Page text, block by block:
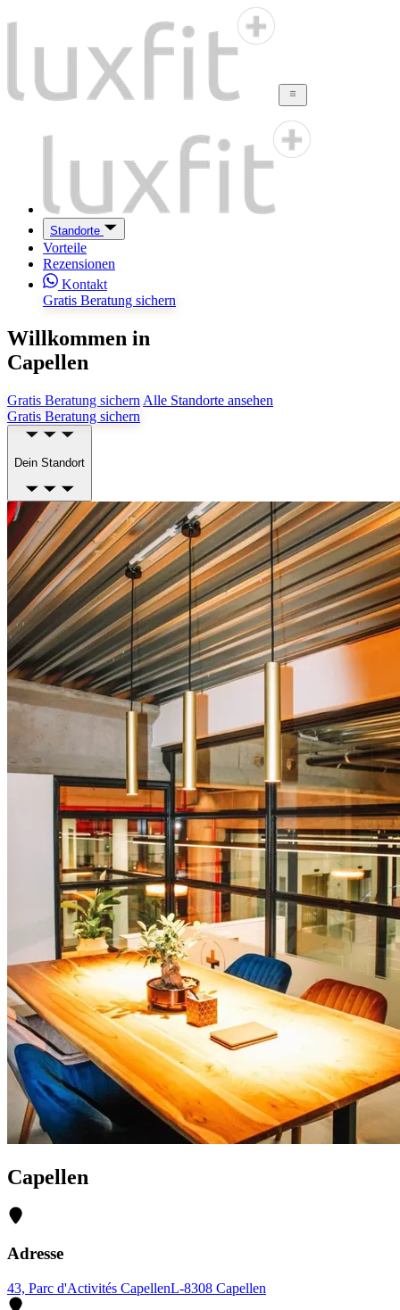
Standorte
Vorteile
Rezensionen
Kontakt
Gratis Beratung sichern
Willkommen in
Capellen
Gratis Beratung sichern Alle Standorte ansehen
Gratis Beratung sichern
Dein Standort
Capellen
Adresse
43, Parc d'Activités CapellenL-8308 Capellen